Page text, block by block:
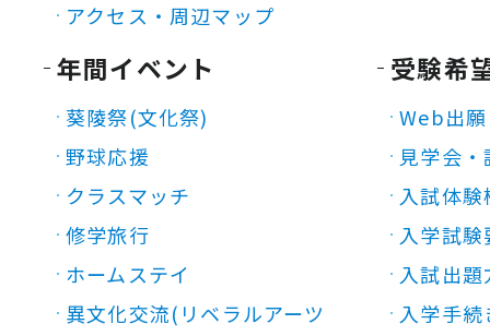
アクセス・周辺マップ
年間イベント
葵陵祭(文化祭)
野球応援
クラスマッチ
修学旅行
ホームステイ
異文化交流(リベラルアーツ
受験希
Web出願
見学会
入試体験
入学試験
入試出題
入学手続